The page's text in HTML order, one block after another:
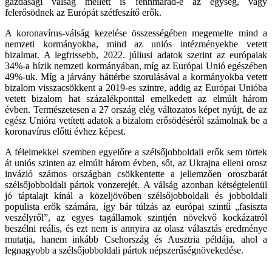
felerősödnek az Európát szétfeszítő erők.
A koronavírus-válság kezelése összességében megemelte mind a
nemzeti kormányokba, mind az uniós intézményekbe vetett
bizalmat. A legfrissebb, 2022. júliusi adatok szerint az európaiak
34%-a bízik nemzeti kormányában, míg az Európai Unió egészében
49%-uk. Míg a járvány háttérbe szorulásával a kormányokba vetett
bizalom visszacsökkent a 2019-es szintre, addig az Európai Unióba
vetett bizalom hat százalékponttal emelkedett az elmúlt három
évben. Természetesen a 27 ország elég változatos képet nyújt, de az
egész Unióra vetített adatok a bizalom erősödéséről számolnak be a
koronavírus előtti évhez képest.
A félelmekkel szemben egyelőre a szélsőjobboldali erők sem törtek
át uniós szinten az elmúlt három évben, sőt, az Ukrajna elleni orosz
invázió számos országban csökkentette a jellemzően oroszbarát
szélsőjobboldali pártok vonzerejét. A válság azonban kétségtelenül
jó táptalajt kínál a közeljövőben szélsőjobboldali és jobboldali
populista erők számára, így bár túlzás az európai szintű „fasiszta
veszélyről”, az egyes tagállamok szintjén növekvő kockázatról
beszélni reális, és ezt nem is annyira az olasz választás eredménye
mutatja, hanem inkább Csehország és Ausztria példája, ahol a
legnagyobb a szélsőjobboldali pártok népszerűségnövekedése.